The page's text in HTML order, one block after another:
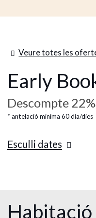
Veure totes les
Early
Descompte 22%
antelació mínima 60 dia/dies
Esculli dates